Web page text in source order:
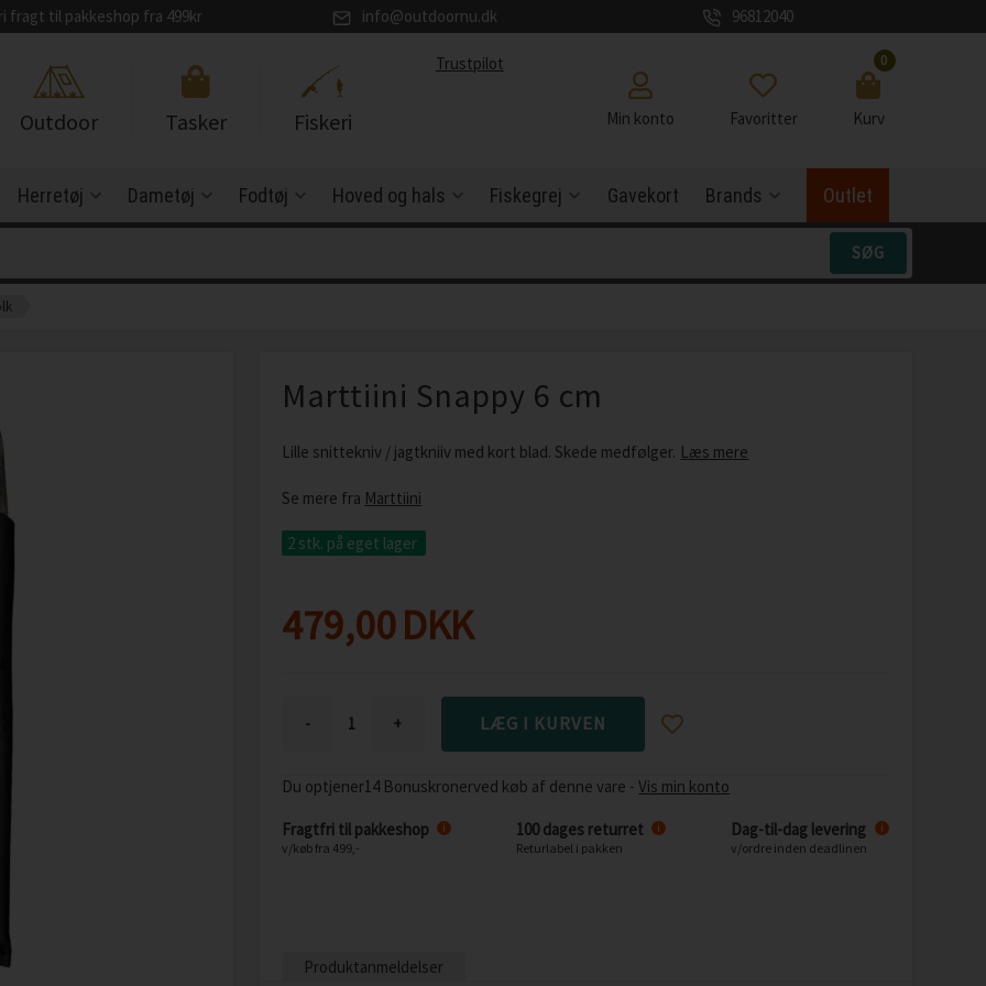
fragt til pakkeshop fra 499kr info@outdoornu.dk 96812040
Outdoor Tasker Fiskeri
Trustpilot
Min konto Favoritter
0
Kurv
Herretøj Dametøj Fodtøj Hoved og hals Fiskegrej Gavekort Brands Outlet
Marttiini Snappy 6 cm
Lille snittekniv / jagtkniiv med kort blad. Skede medfølger. Læs mere
Se mere fra Marttiini
2 stk. på eget lager
479,00DKK
- +
Du optjener14 Bonuskronerved køb af denne vare -Vis min konto
Fragtfri til pakkeshop
v/køb fra 499,-
i 100 dages returret
Returlabel i pakken
i Dag-til-dag levering
v/ordre inden deadlinen
i
Produktanmeldelser